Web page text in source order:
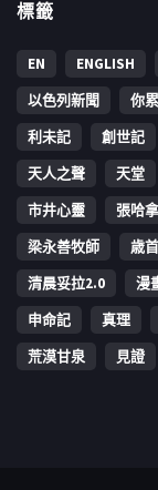
標籤
EN ENGLISH
以色列新聞
你
利未記
創世記
天人之聲
天堂
市井心靈
張哈
梁永善牧師
歳
清晨妥拉2.0
漫
申命記
真理
荒漠甘泉
見證